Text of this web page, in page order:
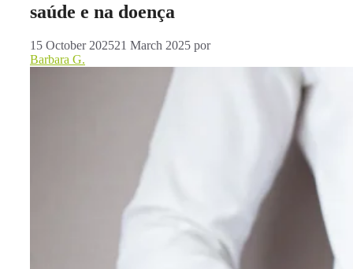
saúde e na doença
15 October 202521 March 2025 por
Barbara G.